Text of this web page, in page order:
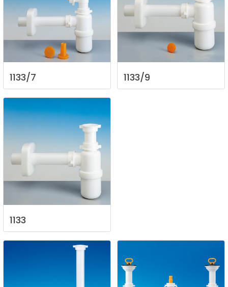
1133/7 1133/9
1133